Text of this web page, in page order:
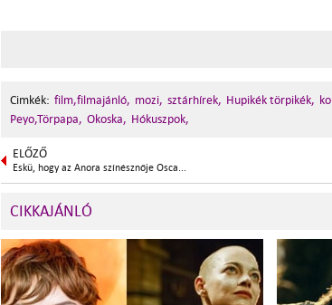
Cimkék: film,filmajánló, mozi, sztárhírek, Hupikék törpikék,
Peyo,Törpapa, Okoska, Hókuszpok,
ELŐZŐ
Eskü, hogy az Anora színésznője Osca...
CIKKAJÁNLÓ